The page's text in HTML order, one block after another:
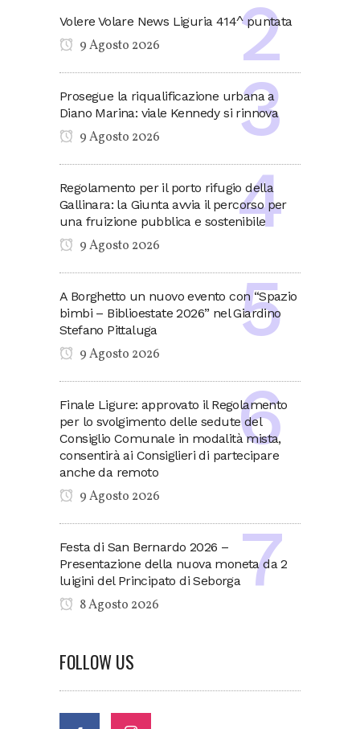
Volere Volare News Liguria 414^ puntata
9 Agosto 2026
Prosegue la riqualificazione urbana a
Diano Marina: viale Kennedy si rinnova
9 Agosto 2026
Regolamento per il porto rifugio della
Gallinara: la Giunta avvia il percorso per
una fruizione pubblica e sostenibile
9 Agosto 2026
A Borghetto un nuovo evento con “Spazio
bimbi – Biblioestate 2026” nel Giardino
Stefano Pittaluga
9 Agosto 2026
Finale Ligure: approvato il Regolamento
per lo svolgimento delle sedute del
Consiglio Comunale in modalità mista,
consentirà ai Consiglieri di partecipare
anche da remoto
9 Agosto 2026
Festa di San Bernardo 2026 –
Presentazione della nuova moneta da 2
luigini del Principato di Seborga
8 Agosto 2026
FOLLOW US